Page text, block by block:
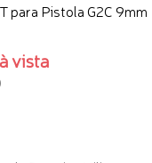
para Pistola G2C 9mm
vista